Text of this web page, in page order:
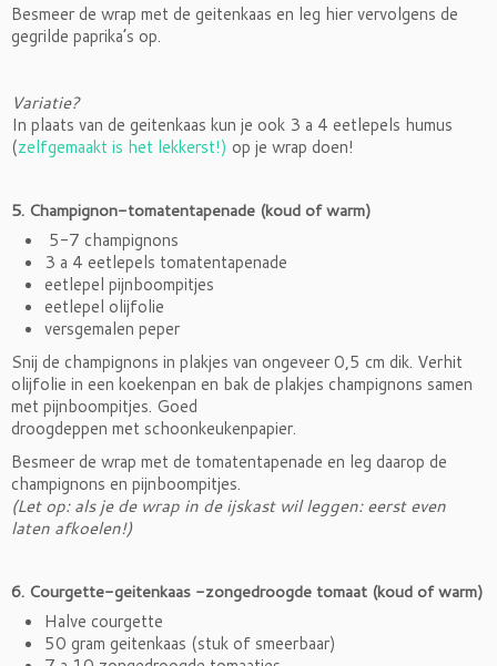
Besmeer de wrap met de geitenkaas en leg hier vervolgens de
gegrilde paprika’s op.
Variatie?
In plaats van de geitenkaas kun je ook 3 a 4 eetlepels humus
(zelfgemaakt is het lekkerst!) op je wrap doen!
5. Champignon-tomatentapenade (koud of warm)
5-7 champignons
3 a 4 eetlepels tomatentapenade
eetlepel pijnboompitjes
eetlepel olijfolie
versgemalen peper
Snij de champignons in plakjes van ongeveer 0,5 cm dik. Verhit
olijfolie in een koekenpan en bak de plakjes champignons samen
met pijnboompitjes. Goed
droogdeppen met schoonkeukenpapier.
Besmeer de wrap met de tomatentapenade en leg daarop de
champignons en pijnboompitjes.
(Let op: als je de wrap in de ijskast wil leggen: eerst even
laten afkoelen!)
6. Courgette-geitenkaas -zongedroogde tomaat (koud of warm)
Halve courgette
50 gram geitenkaas (stuk of smeerbaar)